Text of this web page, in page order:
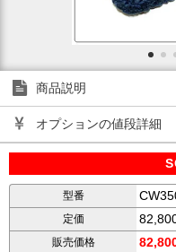
商品説明
オプションの値段詳細
型番
定価
販売価格